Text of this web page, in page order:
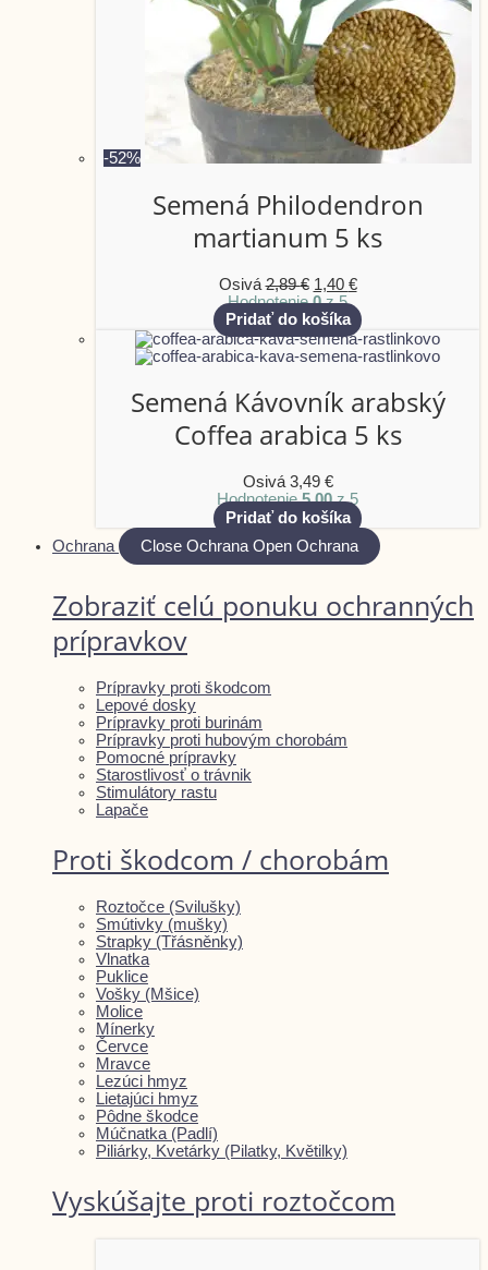
-52%
Semená Philodendron
martianum 5 ks
Osivá2,89€ 1,40 €
Hodnotenie0z 5
Pridať do košíka
Semená Kávovník arabský
Coffea arabica 5 ks
Osivá3,49 €
Hodnotenie5.00z 5
Pridať do košíka
Ochrana
Close Ochrana Open Ochrana
Zobraziť celú ponuku ochranných
prípravkov
Prípravky proti škodcom
Lepové dosky
Prípravky proti burinám
Prípravky proti hubovým chorobám
Pomocné prípravky
Starostlivosť o trávnik
Stimulátory rastu
Lapače
Proti škodcom / chorobám
Roztočce (Svilušky)
Smútivky (mušky)
Strapky (Třásněnky)
Vlnatka
Puklice
Vošky (Mšice)
Molice
Mínerky
Červce
Mravce
Lezúci hmyz
Lietajúci hmyz
Pôdne škodce
Múčnatka (Padlí)
Piliárky, Kvetárky (Pilatky, Květilky)
Vyskúšajte proti roztočcom